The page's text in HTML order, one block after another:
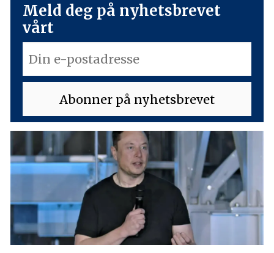
Meld deg på nyhetsbrevet
vårt